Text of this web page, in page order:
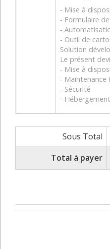
- Mise à
- Formulaire
-
- Outil de
Solution
Le présent
- Mise à
- Maintenance
- Sécurité
-
Sous Total
Total à payer